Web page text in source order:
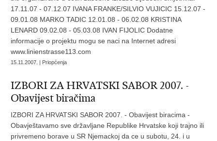
17.11.07 - 07.12.07 IVANA FRANKE/SILVIO VUJICIC 15.12.07 -
09.01.08 MARKO TADIC 12.01.08 - 06.02.08 KRISTINA
LENARD 09.02.08 - 05.03.08 IVAN FIJOLIC Dodatne
informacije o projektu mogu se naci na Internet adresi
www.linienstrasse113.com
15.11.2007. | Priopćenja
IZBORI ZA HRVATSKI SABOR 2007. -
Obavijest biračima
IZBORI ZA HRVATSKI SABOR 2007. - Obavijest biracima -
Obavještavamo sve državljane Republike Hrvatske koji trajno ili
privremeno borave u SR Njemackoj da ce u subotu, 24. i u